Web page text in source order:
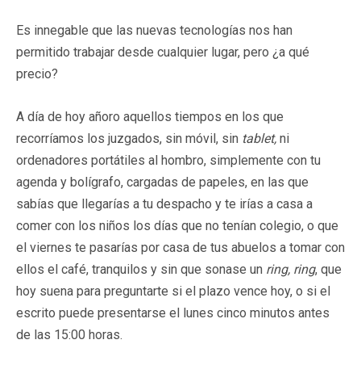
Es innegable que las nuevas tecnologías nos han
permitido trabajar desde cualquier lugar, pero ¿a qué
precio?
A día de hoy añoro aquellos tiempos en los que
recorríamos los juzgados, sin móvil, sin tablet, ni
ordenadores portátiles al hombro, simplemente con tu
agenda y bolígrafo, cargadas de papeles, en las que
sabías que llegarías a tu despacho y te irías a casa a
comer con los niños los días que no tenían colegio, o que
el viernes te pasarías por casa de tus abuelos a tomar con
ellos el café, tranquilos y sin que sonase un ring, ring, que
hoy suena para preguntarte si el plazo vence hoy, o si el
escrito puede presentarse el lunes cinco minutos antes
de las 15:00 horas.